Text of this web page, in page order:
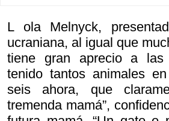
L ola Melnyck,
ucraniana, al igual que
tiene gran aprecio a las
tenido tantos animales
seis ahora, que
tremenda mamá”,